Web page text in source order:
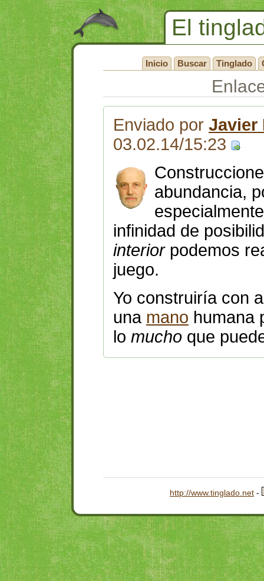
El
Inicio Buscar Tinglado
Enviado por Javier
03.02.14/15:23
abundancia,
infinidad de
interiorpodemos
juego.
Yo construiría con
una mano humana
lo mucho que
http://www.tinglado.net -